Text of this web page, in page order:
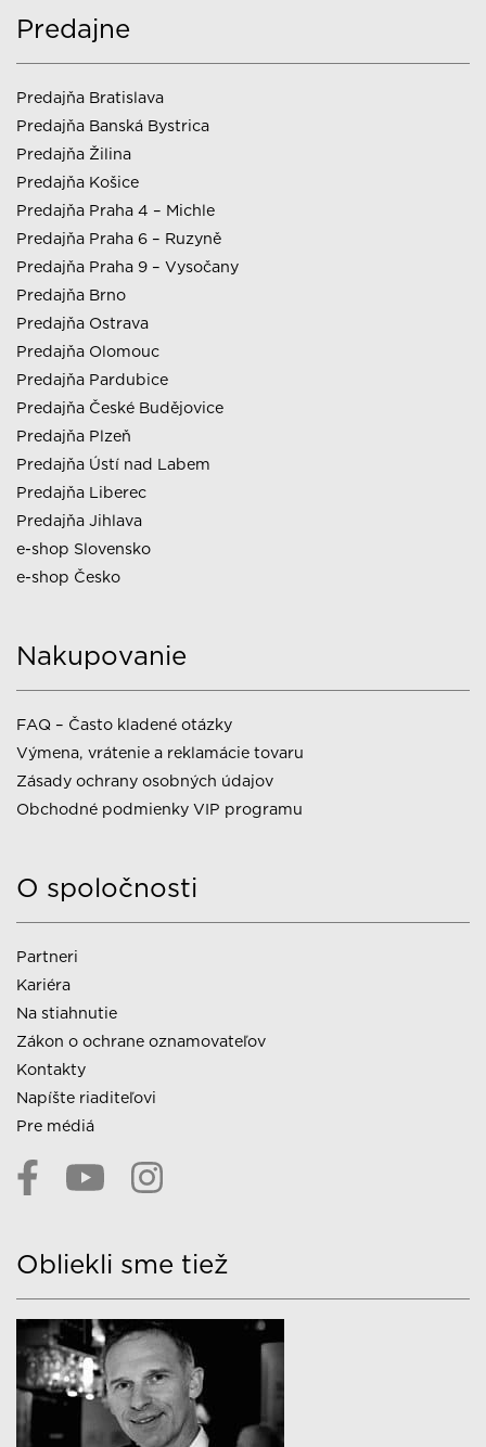
Predajne
Predajňa Bratislava
Predajňa Banská Bystrica
Predajňa Žilina
Predajňa Košice
Predajňa Praha 4 – Michle
Predajňa Praha 6 – Ruzyně
Predajňa Praha 9 – Vysočany
Predajňa Brno
Predajňa Ostrava
Predajňa Olomouc
Predajňa Pardubice
Predajňa České Budějovice
Predajňa Plzeň
Predajňa Ústí nad Labem
Predajňa Liberec
Predajňa Jihlava
e-shop Slovensko
e-shop Česko
Nakupovanie
FAQ – Často kladené otázky
Výmena, vrátenie a reklamácie tovaru
Zásady ochrany osobných údajov
Obchodné podmienky VIP programu
O spoločnosti
Partneri
Kariéra
Na stiahnutie
Zákon o ochrane oznamovateľov
Kontakty
Napíšte riaditeľovi
Pre médiá
Obliekli sme tiež